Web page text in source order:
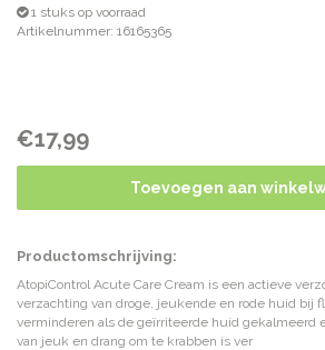
1 stuks op voorraad
Artikelnummer: 16165365
€17,99
Toevoegen aan
Productomschrijving:
AtopiControl Acute Care Cream is een actieve
verzachting van droge, jeukende en rode huid bij
verminderen als de geïrriteerde huid gekalmeerd
van jeuk en drang om te krabben is ver